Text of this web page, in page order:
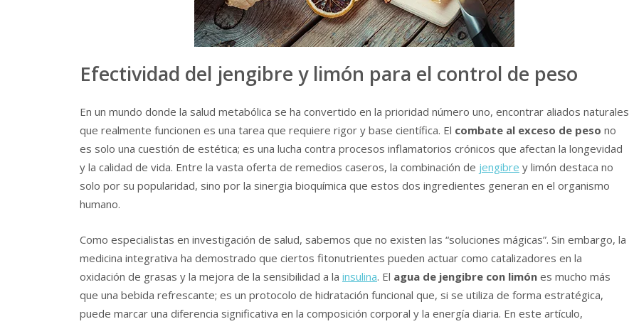
Efectividad del jengibre y limón para el control de peso
En un mundo donde la salud metabólica se ha convertido en la prioridad número uno, encontrar aliados naturales
que realmente funcionen es una tarea que requiere rigor y base científica. El combate al exceso de peso no
es solo una cuestión de estética; es una lucha contra procesos inflamatorios crónicos que afectan la longevidad
y la calidad de vida. Entre la vasta oferta de remedios caseros, la combinación de jengibre y limón destaca no
solo por su popularidad, sino por la sinergia bioquímica que estos dos ingredientes generan en el organismo
humano.
Como especialistas en investigación de salud, sabemos que no existen las “soluciones mágicas”. Sin embargo, la
medicina integrativa ha demostrado que ciertos fitonutrientes pueden actuar como catalizadores en la
oxidación de grasas y la mejora de la sensibilidad a la insulina. El agua de jengibre con limón es mucho más
que una bebida refrescante; es un protocolo de hidratación funcional que, si se utiliza de forma estratégica,
puede marcar una diferencia significativa en la composición corporal y la energía diaria. En este artículo,